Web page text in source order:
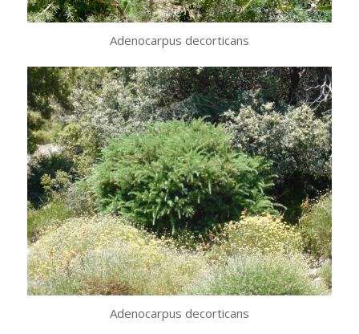
Adenocarpus decorticans
Adenocarpus decorticans